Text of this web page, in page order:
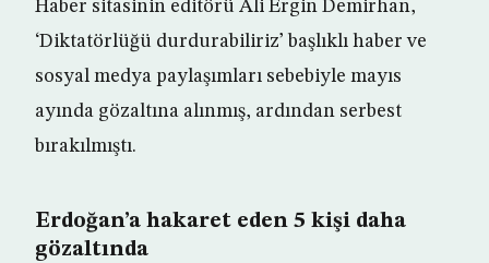
Haber sitasinin editörü Ali Ergin Demirhan,
‘Diktatörlüğü durdurabiliriz’ başlıklı haber ve
sosyal medya paylaşımları sebebiyle mayıs
ayında gözaltına alınmış, ardından serbest
bırakılmıştı.
Erdoğan’a hakaret eden 5 kişi daha
gözaltında